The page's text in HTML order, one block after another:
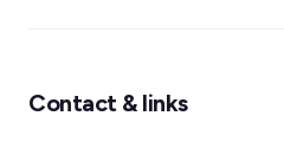
Contact & links